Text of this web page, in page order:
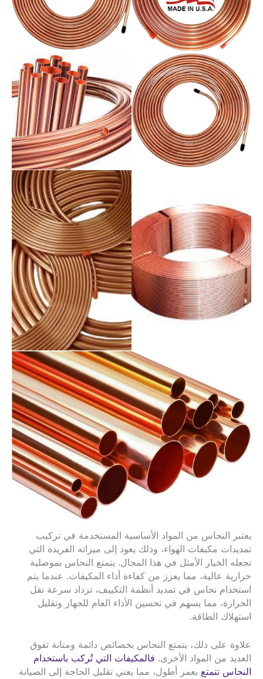
يعتبر النحاس من المواد الأساسية المستخدمة في تركيب
تمديدات مكيفات الهواء، وذلك يعود إلى ميزاته الفريدة التي
تجعله الخيار الأمثل في هذا المجال. يتمتع النحاس بموصلية
حرارية عالية، مما يعزز من كفاءة أداء المكيفات. عندما يتم
استخدام نحاس في تمديد أنظمة التكييف، تزداد سرعة نقل
الحرارة، مما يسهم في تحسين الأداء العام للجهاز وتقليل
استهلاك الطاقة.
علاوة على ذلك، يتمتع النحاس بخصائص دائمة ومتانة تفوق
العديد من المواد الأخرى. فالمكيفات التي تُركب باستخدام
النحاس تتمتع بعمر أطول، مما يعني تقليل الحاجة إلى الصيانة